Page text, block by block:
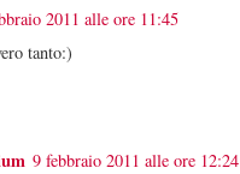
2011 alle ore 11:45
tanto:)
9 febbraio 2011 alle ore 12:24